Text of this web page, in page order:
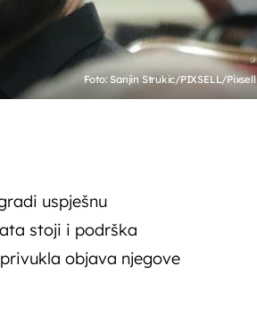
Foto: Sanjin Strukic/PIXSELL/Pixsell
uspješnu
stoji i podrška
objava njegove